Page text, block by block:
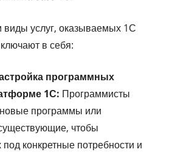
услуг, оказываемых 1С
в себя:
программных
1С: Программисты
программы или
чтобы
конкретные потребности и